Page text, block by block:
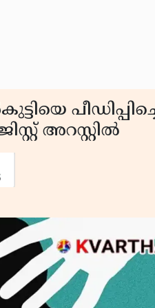
അറസ്റ്റിൽ